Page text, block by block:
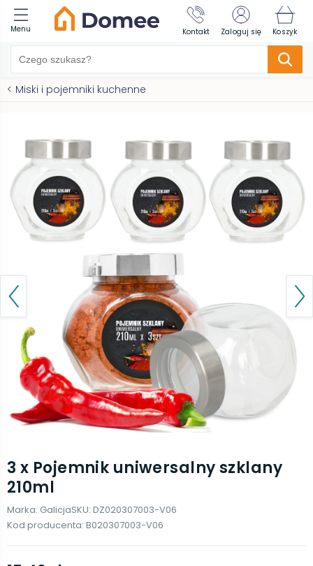
Menu Kontakt Zaloguj się Koszyk
< Miski i pojemniki kuchenne
3 x Pojemnik uniwersalny szklany
210ml
Marka: GalicjaSKU: DZ020307003-V06
Kod producenta: B020307003-V06